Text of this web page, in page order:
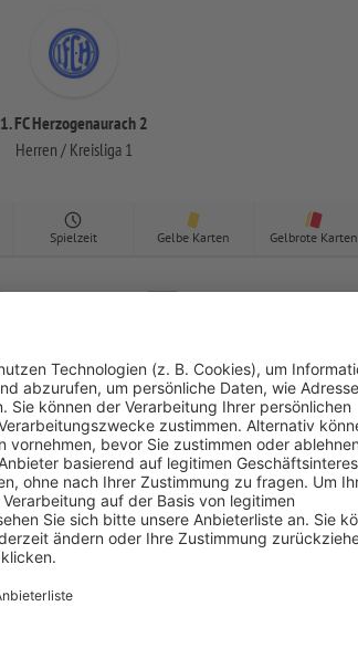
1. FC Herzogenaurach 2
Herren / Kreisliga 1
Spielzeit Gelbe Karten Gelbrote Karten
-:- 1. FC Herzogenaurach II
- - -
-:- DJK Wimmelbach